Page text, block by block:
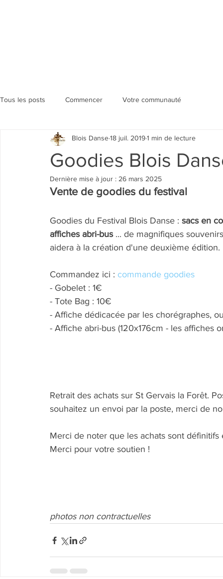
Tous les posts Commencer Votre communauté
Goodies Blois
Blois Danse18 juil. 20191 min de lecture
Dernière mise à jour : 26 mars 2025
Vente de goodies du festival
Goodies du Festival Blois Danse : sacs en
affiches abri-bus ... de magnifiques
aidera à la création d'une deuxième édition.
Commandez ici : commande goodies
- Gobelet : 1€
- Tote Bag : 10€
- Affiche dédicacée par les chorégraphes,
- Affiche abri-bus (120x176cm - les
Retrait des achats sur St Gervais la Forêt.
souhaitez un envoi par la poste, merci de
Merci de noter que les achats sont
Merci pour votre soutien !
photos non contractuelles